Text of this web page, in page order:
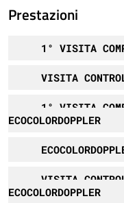
Prestazioni
1° VISITA
VISITA
1° VISITA
ECOCOLORDOPPLER
VISITA
ECOCOLORDOPPLER